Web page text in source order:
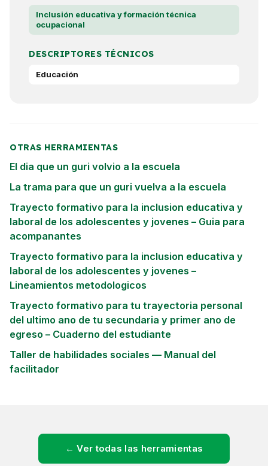
Inclusión educativa y formación técnica
ocupacional
DESCRIPTORES TÉCNICOS
Educación
OTRAS HERRAMIENTAS
El dia que un guri volvio a la escuela
La trama para que un guri vuelva a la escuela
Trayecto formativo para la inclusion educativa y
laboral de los adolescentes y jovenes – Guia para
acompanantes
Trayecto formativo para la inclusion educativa y
laboral de los adolescentes y jovenes –
Lineamientos metodologicos
Trayecto formativo para tu trayectoria personal
del ultimo ano de tu secundaria y primer ano de
egreso – Cuaderno del estudiante
Taller de habilidades sociales — Manual del
facilitador
← Ver todas las herramientas